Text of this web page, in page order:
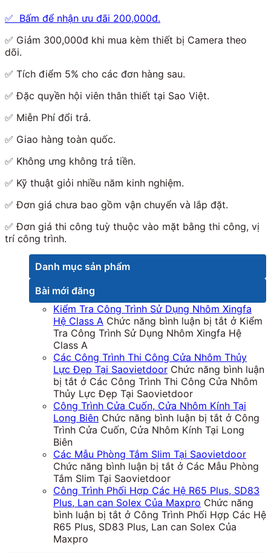
✅ Bấm để nhận ưu đãi 200,000đ.
✅ Giảm 300,000đ khi mua kèm thiết bị Camera theo
dõi.
✅ Tích điểm 5% cho các đơn hàng sau.
✅ Đặc quyền hội viên thân thiết tại Sao Việt.
✅ Miễn Phí đổi trả.
✅ Giao hàng toàn quốc.
✅ Không ưng không trả tiền.
✅ Kỹ thuật giỏi nhiều năm kinh nghiệm.
✅ Đơn giá chưa bao gồm vận chuyển và lắp đặt.
✅ Đơn giá thi công tuỳ thuộc vào mặt bằng thi công, vị
trí công trình.
Danh mục sản phẩm
Bài mới đăng
Kiểm Tra Công Trình Sử Dụng Nhôm Xingfa
Hệ Class A Chức năng bình luận bị tắt ở Kiểm
Tra Công Trình Sử Dụng Nhôm Xingfa Hệ
Class A
Các Công Trình Thi Công Cửa Nhôm Thủy
Lực Đẹp Tại Saovietdoor Chức năng bình luận
bị tắt ở Các Công Trình Thi Công Cửa Nhôm
Thủy Lực Đẹp Tại Saovietdoor
Công Trình Cửa Cuốn, Cửa Nhôm Kính Tại
Long Biên Chức năng bình luận bị tắt ở Công
Trình Cửa Cuốn, Cửa Nhôm Kính Tại Long
Biên
Các Mẫu Phòng Tắm Slim Tại Saovietdoor
Chức năng bình luận bị tắt ở Các Mẫu Phòng
Tắm Slim Tại Saovietdoor
Công Trình Phối Hợp Các Hệ R65 Plus, SD83
Plus, Lan can Solex Của Maxpro Chức năng
bình luận bị tắt ở Công Trình Phối Hợp Các Hệ
R65 Plus, SD83 Plus, Lan can Solex Của
Maxpro